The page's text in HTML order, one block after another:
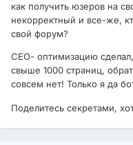
как получить юзеров на
некорректный и все-же,
свой форум?
СЕО- оптимизацию
свыше 1000 страниц,
совсем нет! Только я да
Поделитесь секретами,